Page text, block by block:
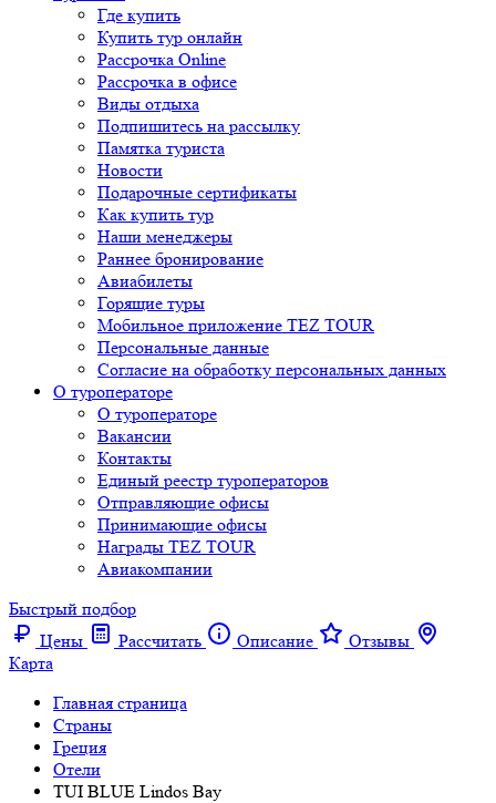
Где купить
Купить тур онлайн
Рассрочка Online
Рассрочка в офисе
Виды отдыха
Подпишитесь на рассылку
Памятка туриста
Новости
Подарочные сертификаты
Как купить тур
Наши менеджеры
Раннее бронирование
Авиабилеты
Горящие туры
Мобильное приложение TEZ TOUR
Персональные данные
Согласие на обработку персональных данных
О туроператоре
О туроператоре
Вакансии
Контакты
Единый реестр туроператоров
Отправляющие офисы
Принимающие офисы
Награды TEZ TOUR
Авиакомпании
Быстрый подбор
Цены
Рассчитать Описание
Отзывы
Карта
Главная страница
Cтраны
Греция
Отели
TUI BLUE Lindos Bay